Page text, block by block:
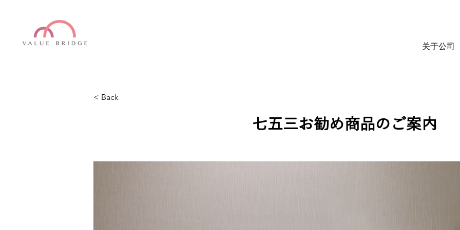
关于公司
< Back
七五三お勧め商品のご案内